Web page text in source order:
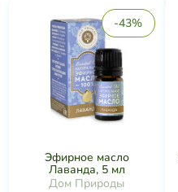
-43%
Эфирное масло
Лаванда, 5 мл
Дом Природы